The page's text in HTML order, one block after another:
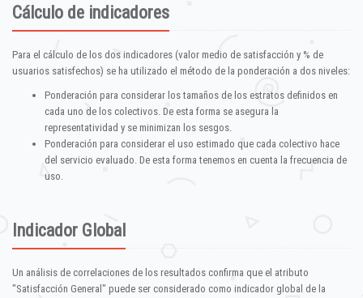
Cálculo de indicadores
Para el cálculo de los dos indicadores (valor medio de satisfacción y % de
usuarios satisfechos) se ha utilizado el método de la ponderación a dos niveles:
Ponderación para considerar los tamaños de los estratos definidos en
cada uno de los colectivos. De esta forma se asegura la
representatividad y se minimizan los sesgos.
Ponderación para considerar el uso estimado que cada colectivo hace
del servicio evaluado. De esta forma tenemos en cuenta la frecuencia de
uso.
Indicador Global
Un análisis de correlaciones de los resultados confirma que el atributo
"Satisfacción General" puede ser considerado como indicador global de la